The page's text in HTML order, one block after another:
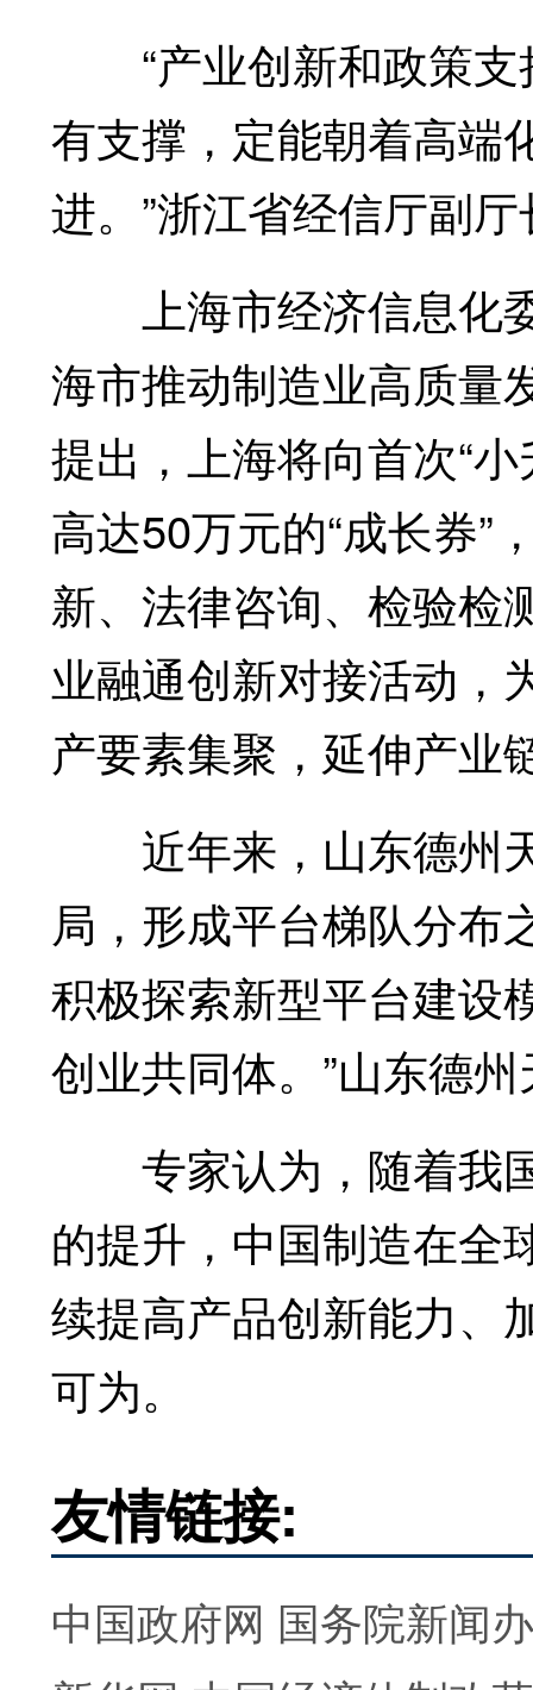
“产业创新和政策支
有支撑，定能朝着高端
进。”浙江省经信厅副
上海市经济信息化
海市推动制造业高质
提出，上海将向首次“
高达50万元的“成长券”
新、法律咨询、检验检
业融通创新对接活动，
产要素集聚，延伸产业
近年来，山东德州
局，形成平台梯队分布
积极探索新型平台建设
创业共同体。”山东德
专家认为，随着我
的提升，中国制造在全
续提高产品创新能力、
可为。
友情链接:
中国政府网 国务院新闻